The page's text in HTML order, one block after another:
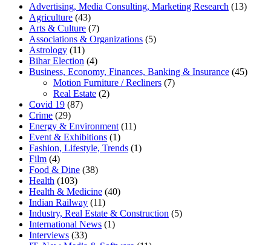
Advertising, Media Consulting, Marketing Research (13)
Agriculture (43)
Arts & Culture (7)
Associations & Organizations (5)
Astrology (11)
Bihar Election (4)
Business, Economy, Finances, Banking & Insurance (45)
Motion Furniture / Recliners (7)
Real Estate (2)
Covid 19 (87)
Crime (29)
Energy & Environment (11)
Event & Exhibitions (1)
Fashion, Lifestyle, Trends (1)
Film (4)
Food & Dine (38)
Health (103)
Health & Medicine (40)
Indian Railway (11)
Industry, Real Estate & Construction (5)
International News (1)
Interviews (33)